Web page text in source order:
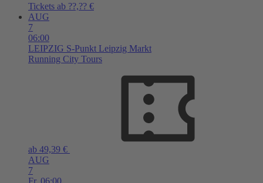
Tickets ab ??,?? €
AUG
7
06:00
LEIPZIG S-Punkt Leipzig Markt
Running City Tours
ab 49,39 €
AUG
7
Fr, 06:00